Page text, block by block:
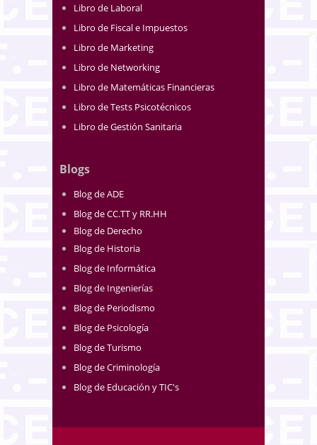
Libro de Laboral
Libro de Fiscal e Impuestos
Libro de Marketing
Libro de Networking
Libro de Matemáticas Financieras
Libro de Tests Psicotécnicos
Libro de Gestión Sanitaria
Blogs
Blog de ADE
Blog de CC.TT y RR.HH
Blog de Derecho
Blog de Historia
Blog de Informática
Blog de Ingenierías
Blog de Periodismo
Blog de Psicología
Blog de Turismo
Blog de Criminología
Blog de Educación y TIC's